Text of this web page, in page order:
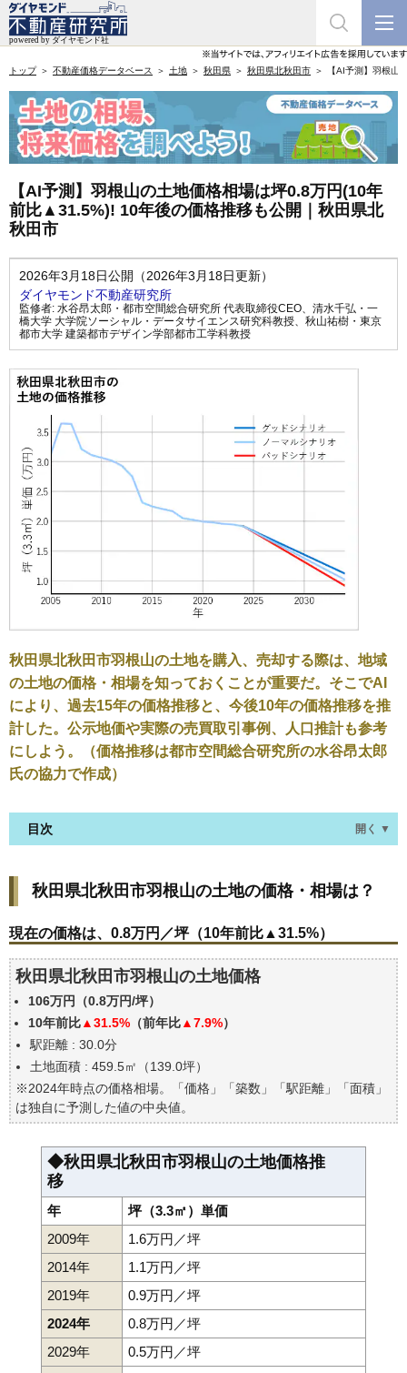
トップ 不動産価格データベース 土地 秋田県 秋田県北秋田市 【AI予測】羽根
【AI予測】羽根山の土地価格相場は坪0.8万円(10年
前比▲31.5%)! 10年後の価格推移も公開｜秋田県北
秋田市
2026年3月18日公開（2026年3月18日更新）
ダイヤモンド不動産研究所
監修者: 水谷昂太郎・都市空間総合研究所 代表取締役CEO、 清水千弘・一
橋大学 大学院ソーシャル・データサイエンス研究科教授、 秋山祐樹・東京
都市大学 建築都市デザイン学部都市工学科教授
秋田県北秋田市羽根山の土地を購入、売却する際は、地域
の土地の価格・相場を知っておくことが重要だ。そこでAI
により、過去15年の価格推移と、今後10年の価格推移を推
計した。公示地価や実際の売買取引事例、人口推計も参考
にしよう。（価格推移は都市空間総合研究所の水谷昂太郎
氏の協力で作成）
目次 開く ▼
現在の価格は、0.8万円／坪（10年前比▲31.5%）
価格を詳細に分析しよう
秋田県北秋田市羽根山の土地の過去の売買事例
公示地価はいくら
エリアの将来性を人口予想から検討しよう
自分の年収でいくらの不動産が買える？
秋田県北秋田市羽根山の土地の価格・相場は？
現在の価格は、0.8万円／坪（10年前比▲31.5%）
秋田県北秋田市羽根山の土地価格
106万円（0.8万円/坪）
10年前比▲31.5% （前年比▲7.9%）
駅距離 : 30.0分
土地面積 : 459.5㎡（139.0坪）
※2024年時点の価格相場。「価格」「築数」「駅距離」「面積」
は独自に予測した値の中央値。
◆秋田県北秋田市羽根山の土地価格推
移
年
坪（3.3㎡）単価
2009年
1.6万円／坪
2014年
1.1万円／坪
2019年
0.9万円／坪
2024年
0.8万円／坪
2029年
0.5万円／坪